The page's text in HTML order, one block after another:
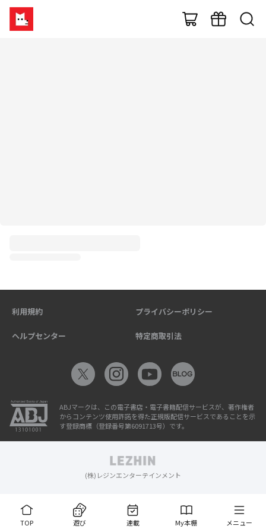
TOP 遊び 連載 My本棚 メニュー
利用規約 プライバシーポリシー
ヘルプセンター 特定商取引法
ABJマークは、この電子書店・電子書籍配信サービスが、著作権者
からコンテンツ使用許諾を得た正規版配信サービスであることを示
す登録商標（登録番号第6091713号）です。
(株)レジンエンターテインメント